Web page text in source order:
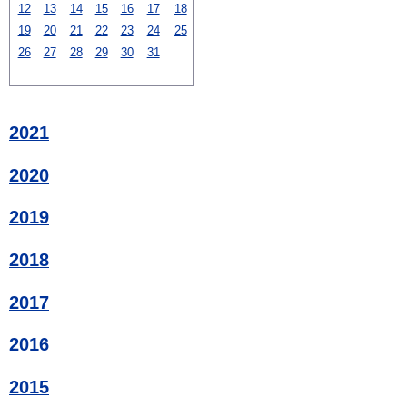
12
13 14 15 16 17
18
19
20 21 22 23 24
25
26
27 28 29 30 31
2021
2020
2019
2018
2017
2016
2015